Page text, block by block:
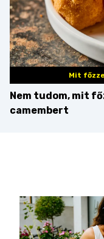
Mit
Nem tudom, mit
camembert